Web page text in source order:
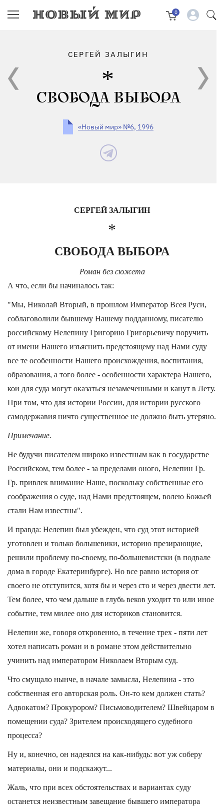
0
СЕРГЕЙ ЗАЛЫГИН
СВОБОДА ВЫБОРА
«Новый мир» №6, 1996
СЕРГЕЙ ЗАЛЫГИН
*
СВОБОДА ВЫБОРА
Роман без сюжета
А что, если бы начиналось так:
"Мы, Николай Вторый, в прошлом Император Всея Руси,
соблаговолили бывшему Нашему подданному, писателю
российскому Нелепину Григорию Григорьевичу поручить
от имени Нашего изъяснить предстоящему над Нами суду
все те особенности Нашего происхождения, воспитания,
образования, а того более - особенности характера Нашего,
кои для суда могут оказаться незамеченными и канут в Лету.
При том, что для истории России, для истории русского
самодержавия ничто существенное не должно быть утеряно.
Примечание.
Не будучи писателем широко известным как в государстве
Российском, тем более - за пределами оного, Нелепин Гр.
Гр. привлек внимание Наше, поскольку собственные его
соображения о суде, над Нами предстоящем, волею Божьей
стали Нам известны".
И правда: Нелепин был убежден, что суд этот историей
уготовлен и только большевики, историю презирающие,
решили проблему по-своему, по-большевистски (в подвале
дома в городе Екатеринбурге). Но все равно история от
своего не отступится, хотя бы и через сто и через двести лет.
Тем более, что чем дальше в глубь веков уходит то или иное
событие, тем милее оно для историков становится.
Нелепин же, говоря откровенно, в течение трех - пяти лет
хотел написать роман и в романе этом действительно
учинить над императором Николаем Вторым суд.
Что смущало нынче, в начале замысла, Нелепина - это
собственная его авторская роль. Он-то кем должен стать?
Адвокатом? Прокурором? Письмоводителем? Швейцаром в
помещении суда? Зрителем происходящего судебного
процесса?
Ну и, конечно, он надеялся на как-нибудь: вот уж соберу
материалы, они и подскажут...
Жаль, что при всех обстоятельствах и вариантах суду
останется неизвестным завещание бывшего императора